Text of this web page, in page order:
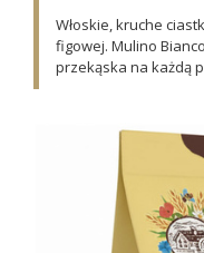
Włoskie, kruche
figowej. Mulino
przekąska na każdą